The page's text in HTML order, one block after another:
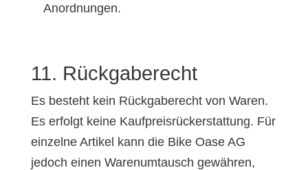
Anordnungen.
11. Rückgaberecht
Es besteht kein Rückgaberecht von Waren.
Es erfolgt keine Kaufpreisrückerstattung. Für
einzelne Artikel kann die Bike Oase AG
jedoch einen Warenumtausch gewähren,